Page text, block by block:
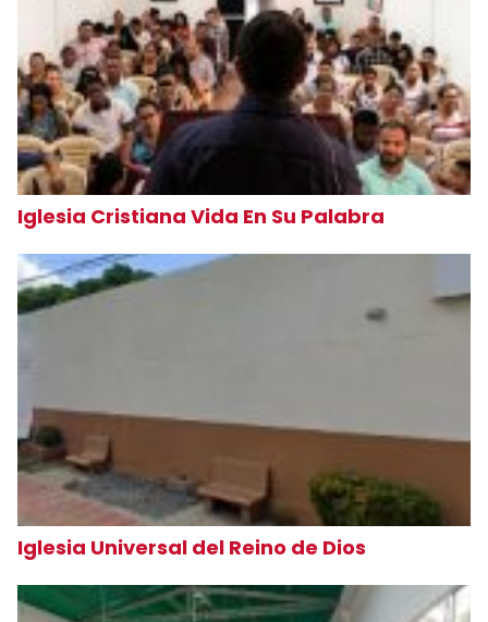
Iglesia Cristiana Vida En Su Palabra
Iglesia Universal del Reino de Dios